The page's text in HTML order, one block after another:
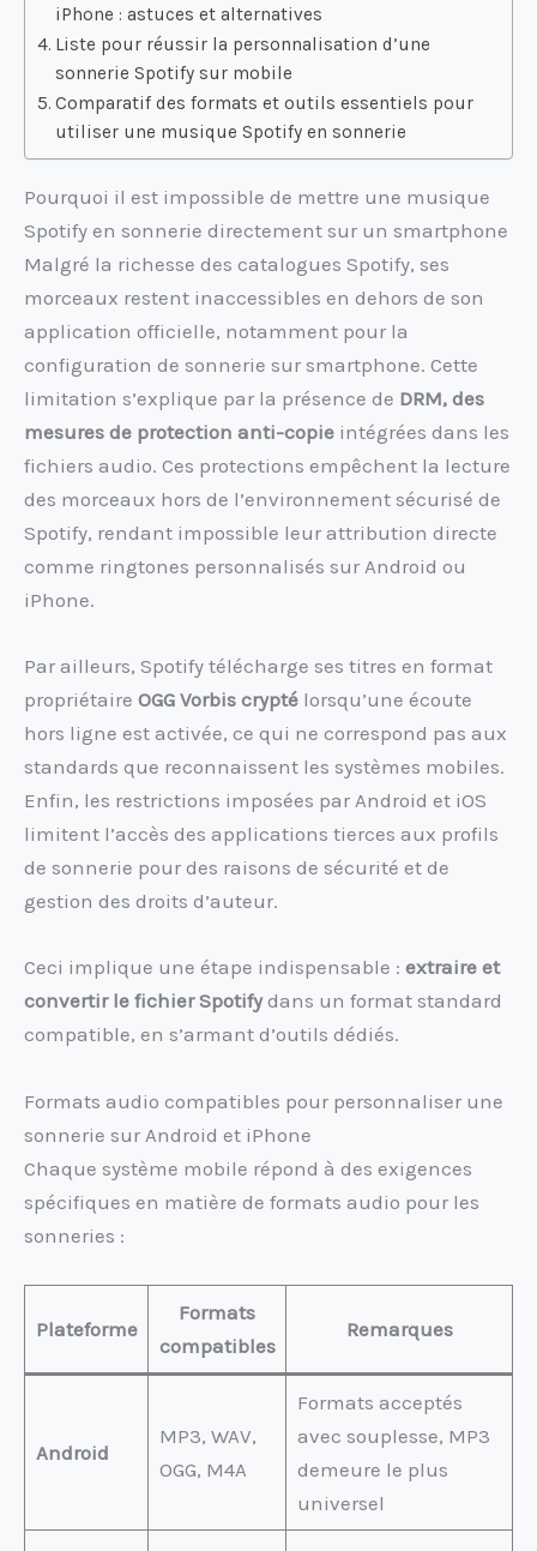
iPhone : astuces et alternatives
Liste pour réussir la personnalisation d’une
sonnerie Spotify sur mobile
Comparatif des formats et outils essentiels pour
utiliser une musique Spotify en sonnerie
Pourquoi il est impossible de mettre une musique
Spotify en sonnerie directement sur un smartphone
Malgré la richesse des catalogues Spotify, ses
morceaux restent inaccessibles en dehors de son
application officielle, notamment pour la
configuration de sonnerie sur smartphone. Cette
limitation s’explique par la présence de DRM, des
mesures de protection anti-copie intégrées dans les
fichiers audio. Ces protections empêchent la lecture
des morceaux hors de l’environnement sécurisé de
Spotify, rendant impossible leur attribution directe
comme ringtones personnalisés sur Android ou
iPhone.
Par ailleurs, Spotify télécharge ses titres en format
propriétaire OGG Vorbis crypté lorsqu’une écoute
hors ligne est activée, ce qui ne correspond pas aux
standards que reconnaissent les systèmes mobiles.
Enfin, les restrictions imposées par Android et iOS
limitent l’accès des applications tierces aux profils
de sonnerie pour des raisons de sécurité et de
gestion des droits d’auteur.
Ceci implique une étape indispensable : extraire et
convertir le fichier Spotifydans un format standard
compatible, en s’armant d’outils dédiés.
Formats audio compatibles pour personnaliser une
sonnerie sur Android et iPhone
Chaque système mobile répond à des exigences
spécifiques en matière de formats audio pour les
sonneries :
Plateforme
Formats
compatibles
Remarques
Android
MP3, WAV,
OGG, M4A
Formats acceptés
avec souplesse, MP3
demeure le plus
universel